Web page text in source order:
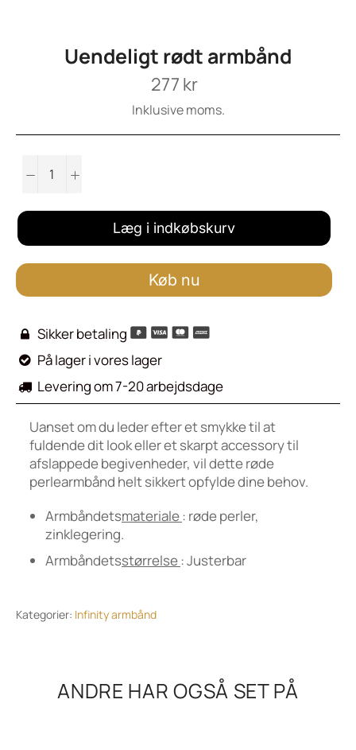
Uendeligt rødt armbånd
Normalpris
277 kr
Inklusive moms.
− +
Læg i indkøbskurv
Køb nu
 Sikker betaling
 På lager i vores lager
 Levering om 7-20 arbejdsdage
Uanset om du leder efter et smykke til at
fuldende dit look eller et skarpt accessory til
afslappede begivenheder, vil dette røde
perlearmbånd helt sikkert opfylde dine behov.
Armbåndetsmateriale : røde perler,
zinklegering.
Armbåndetsstørrelse : Justerbar
Kategorier: Infinity armbånd
ANDRE HAR OGSÅ SET PÅ